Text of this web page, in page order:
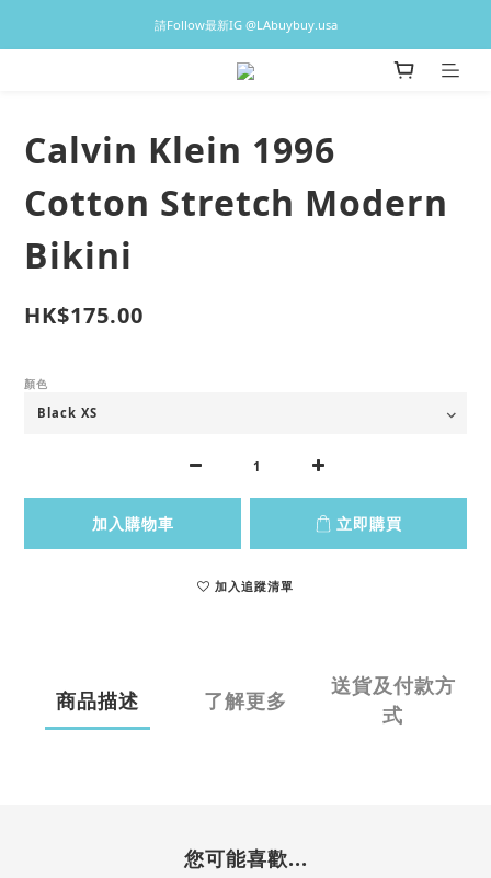
♡預訂貨品2-3星期到港，香港現貨1-3日出貨 ♡
請Follow最新IG @LAbuybuy.usa
♡預訂貨品2-3星期到港，香港現貨1-3日出貨 ♡
Calvin Klein 1996
Cotton Stretch Modern
Bikini
HK$175.00
顏色
加入購物車 立即購買
加入追蹤清單
商品描述 了解更多
送貨及付款方
式
您可能喜歡...